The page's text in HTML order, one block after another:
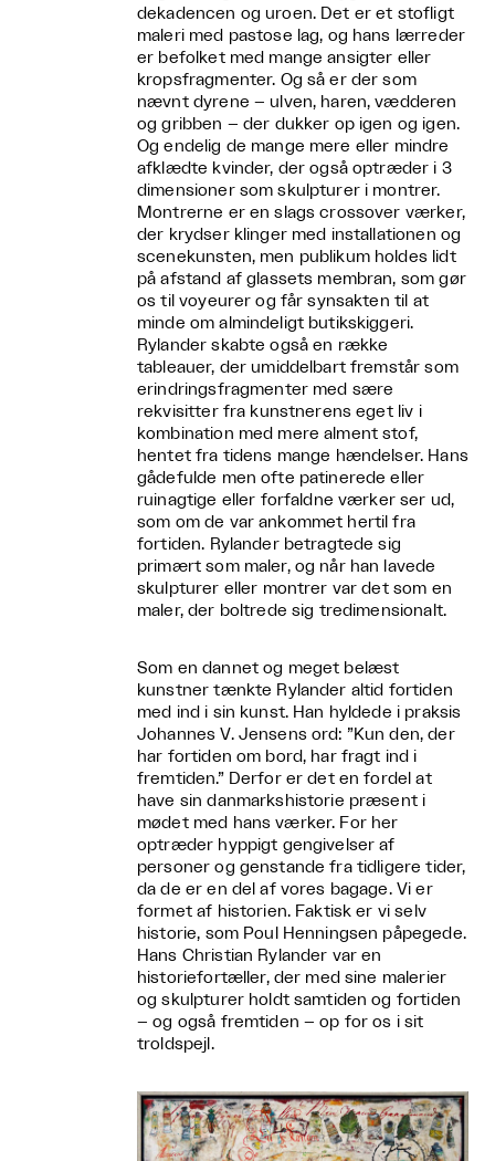
dekadencen og uroen. Det er et stofligt
maleri med pastose lag, og hans lærreder
er befolket med mange ansigter eller
kropsfragmenter. Og så er der som
nævnt dyrene – ulven, haren, vædderen
og gribben – der dukker op igen og igen.
Og endelig de mange mere eller mindre
afklædte kvinder, der også optræder i 3
dimensioner som skulpturer i montrer.
Montrerne er en slags crossover værker,
der krydser klinger med installationen og
scenekunsten, men publikum holdes lidt
på afstand af glassets membran, som gør
os til voyeurer og får synsakten til at
minde om almindeligt butikskiggeri.
Rylander skabte også en række
tableauer, der umiddelbart fremstår som
erindringsfragmenter med sære
rekvisitter fra kunstnerens eget liv i
kombination med mere alment stof,
hentet fra tidens mange hændelser. Hans
gådefulde men ofte patinerede eller
ruinagtige eller forfaldne værker ser ud,
som om de var ankommet hertil fra
fortiden. Rylander betragtede sig
primært som maler, og når han lavede
skulpturer eller montrer var det som en
maler, der boltrede sig tredimensionalt.
Som en dannet og meget belæst
kunstner tænkte Rylander altid fortiden
med ind i sin kunst. Han hyldede i praksis
Johannes V. Jensens ord: ”Kun den, der
har fortiden om bord, har fragt ind i
fremtiden.” Derfor er det en fordel at
have sin danmarkshistorie præsent i
mødet med hans værker. For her
optræder hyppigt gengivelser af
personer og genstande fra tidligere tider,
da de er en del af vores bagage. Vi er
formet af historien. Faktisk er vi selv
historie, som Poul Henningsen påpegede.
Hans Christian Rylander var en
historiefortæller, der med sine malerier
og skulpturer holdt samtiden og fortiden
– og også fremtiden – op for os i sit
troldspejl.